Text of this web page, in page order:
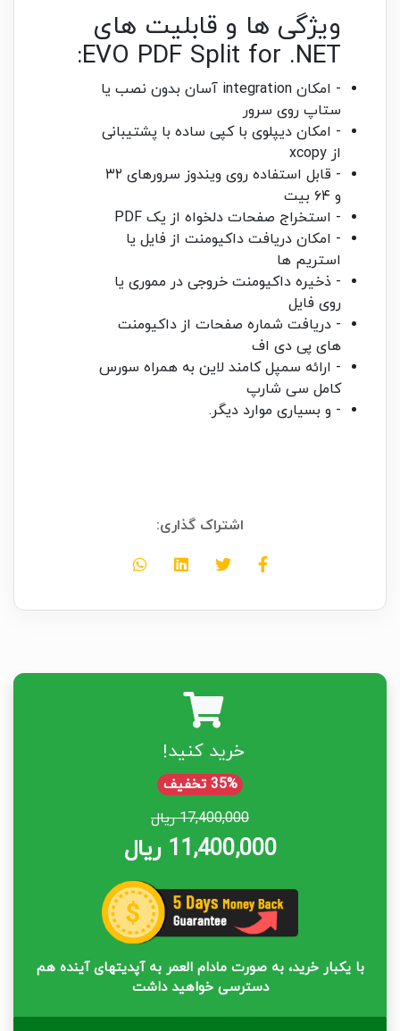
ویژگی ها و قابلیت های
EVO PDF Split for .NET:
- امکان integration آسان بدون نصب یا
ستاپ روی سرور
- امکان دیپلوی با کپی ساده با پشتیبانی
از xcopy
- قابل استفاده روی ویندوز سرورهای ۳۲
و ۶۴ بیت
- استخراج صفحات دلخواه از یک PDF
- امکان دریافت داکیومنت از فایل یا
استریم ها
- ذخیره داکیومنت خروجی در مموری یا
روی فایل
- دریافت شماره صفحات از داکیومنت
های پی دی اف
- ارائه سمپل کامند لاین به همراه سورس
کامل سی شارپ
- و بسیاری موارد دیگر.
اشتراک گذاری:
خرید کنید!
35% تخفیف
17,400,000 ریال
11,400,000 ریال
با یکبار خرید، به صورت مادام العمر به آپدیتهای آینده هم
دسترسی خواهید داشت